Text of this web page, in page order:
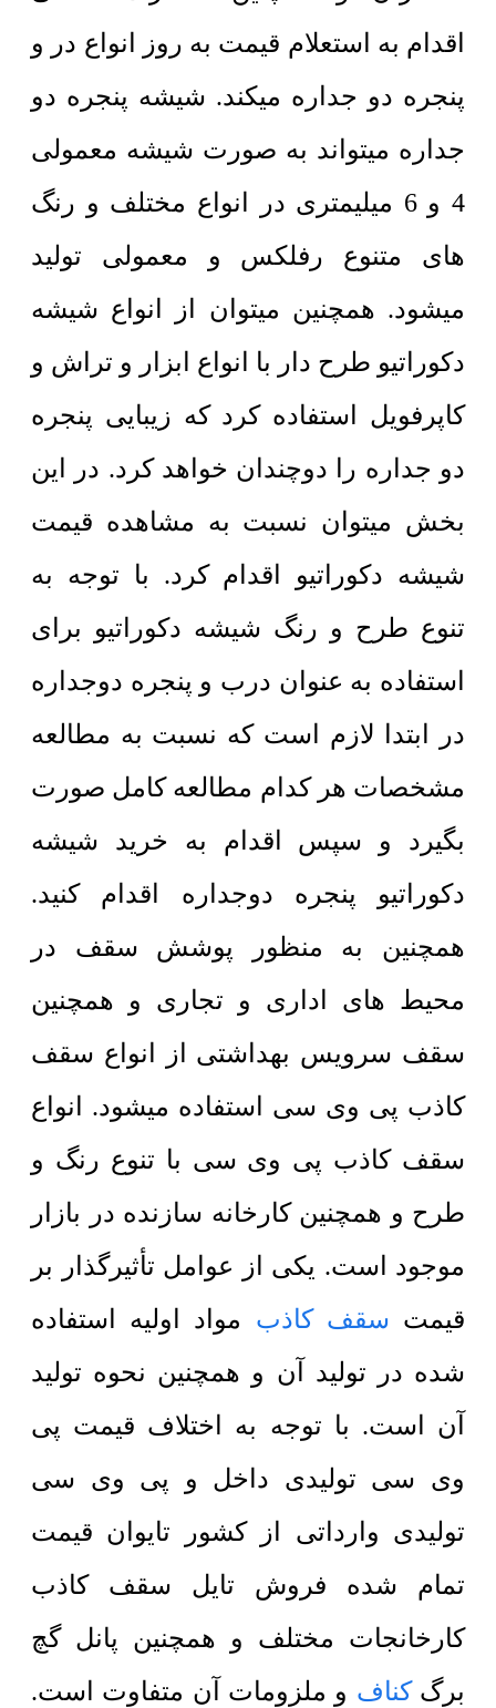
اقدام به استعلام قیمت به روز انواع در و
پنجره دو جداره میکند. شیشه پنجره دو
جداره میتواند به صورت شیشه معمولی
4 و 6 میلیمتری در انواع مختلف و رنگ
های متنوع رفلکس و معمولی تولید
میشود. همچنین میتوان از انواع شیشه
دکوراتیو طرح دار با انواع ابزار و تراش و
کاپرفویل استفاده کرد که زیبایی پنجره
دو جداره را دوچندان خواهد کرد. در این
بخش میتوان نسبت به مشاهده قیمت
شیشه دکوراتیو اقدام کرد. با توجه به
تنوع طرح و رنگ شیشه دکوراتیو برای
استفاده به عنوان درب و پنجره دوجداره
در ابتدا لازم است که نسبت به مطالعه
مشخصات هر کدام مطالعه کامل صورت
بگیرد و سپس اقدام به خرید شیشه
دکوراتیو پنجره دوجداره اقدام کنید.
همچنین به منظور پوشش سقف در
محیط های اداری و تجاری و همچنین
سقف سرویس بهداشتی از انواع سقف
کاذب پی وی سی استفاده میشود. انواع
سقف کاذب پی وی سی با تنوع رنگ و
طرح و همچنین کارخانه سازنده در بازار
موجود است. یکی از عوامل تأثیرگذار بر
قیمت سقف کاذب مواد اولیه استفاده
شده در تولید آن و همچنین نحوه تولید
آن است. با توجه به اختلاف قیمت پی
وی سی تولیدی داخل و پی وی سی
تولیدی وارداتی از کشور تایوان قیمت
تمام شده فروش تایل سقف کاذب
کارخانجات مختلف و همچنین پانل گچ
برگکناف و ملزومات آن متفاوت است.